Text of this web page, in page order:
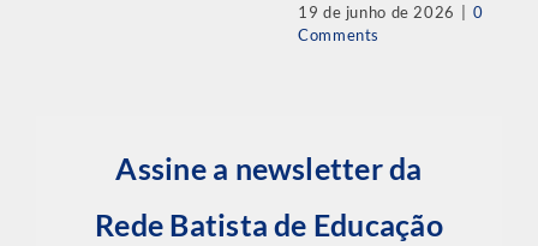
19 de junho de 2026
0
Comments
Assine a newsletter da
Rede Batista de Educação